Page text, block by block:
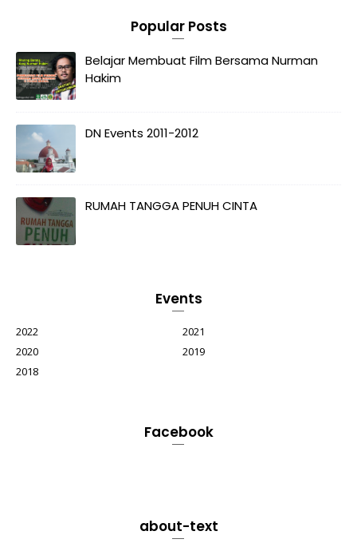
Popular Posts
Belajar Membuat Film Bersama Nurman
Hakim
DN Events 2011-2012
RUMAH TANGGA PENUH CINTA
Events
2022
2021
2020
2019
2018
Facebook
about-text